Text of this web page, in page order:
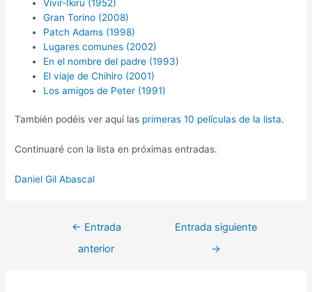
Vivir-Ikiru (1952)
Gran Torino (2008)
Patch Adams (1998)
Lugares comunes (2002)
En el nombre del padre (1993)
El viaje de Chihiro (2001)
Los amigos de Peter (1991)
También podéis ver aquí las primeras 10 películas de la lista.
Continuaré con la lista en próximas entradas.
Daniel Gil Abascal
← Entrada
anterior
Entrada siguiente
→